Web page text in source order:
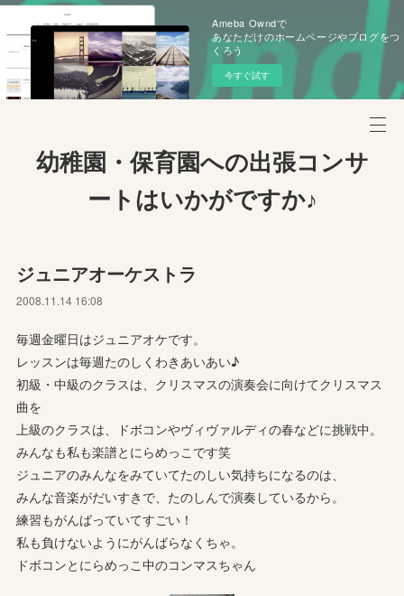
Ameba Owndで
あなただけのホームページやブログをつ
くろう
今すぐ試す
幼稚園・保育園への出張コンサ
ートはいかがですか♪
ジュニアオーケストラ
2008.11.14 16:08
毎週金曜日はジュニアオケです。
レッスンは毎週たのしくわきあいあい♪
初級・中級のクラスは、クリスマスの演奏会に向けてクリスマス
曲を
上級のクラスは、ドボコンやヴィヴァルディの春などに挑戦中。
みんなも私も楽譜とにらめっこです笑
ジュニアのみんなをみていてたのしい気持ちになるのは、
みんな音楽がだいすきで、たのしんで演奏しているから。
練習もがんばっていてすごい！
私も負けないようにがんばらなくちゃ。
ドボコンとにらめっこ中のコンマスちゃん